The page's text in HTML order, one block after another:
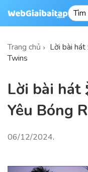
Trang chủ
Lời bài
Twins
Lời bài hát
Yêu Bóng
06/12/2024.